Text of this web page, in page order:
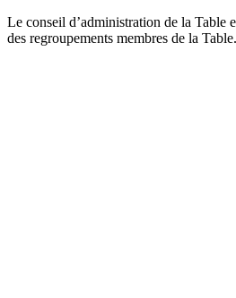
Le conseil d’administration de la Table
des regroupements membres de la Table.